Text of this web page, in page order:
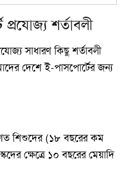
শর্তাবলী
সাধারণ কিছু শর্তাবলী
দেশে ই-পাসপোর্টের জন্য
শিশুদের (১৮ বছরের কম
ক্ষেত্রে ১০ বছরের মেয়াদি